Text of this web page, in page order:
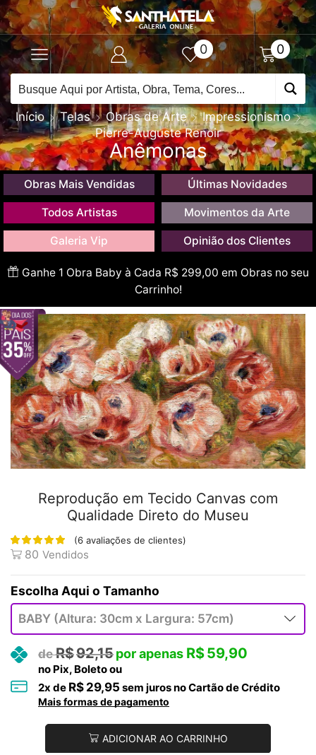
0 0
Início Telas Obras de Arte
Impressionismo
Pierre-Auguste Renoir
Anêmonas
Obras Mais Vendidas Últimas Novidades
Todos Artistas Movimentos da Arte
Galeria Vip Opinião dos Clientes
Ganhe 1 Obra Baby à Cada R$ 299,00 em Obras no seu
Carrinho!
Reprodução em Tecido Canvas com
Qualidade Direto do Museu
(6 avaliações de clientes)
80 Vendidos
Tamanho
R$92,15 R$59,90
no Pix, Boleto ou
2x de R$ 29,95 sem juros no Cartão de Crédito
Mais formas de pagamento
ADICIONAR AO CARRINHO